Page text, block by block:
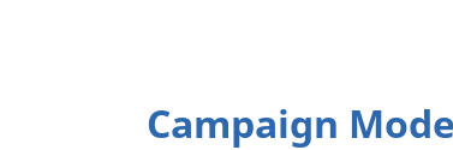
Campaign